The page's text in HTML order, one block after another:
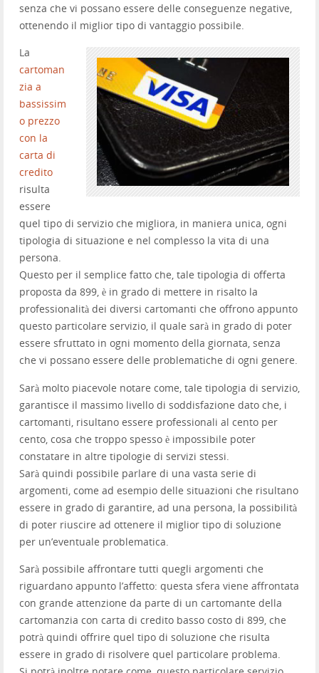
senza che vi possano essere delle conseguenze negative,
ottenendo il miglior tipo di vantaggio possibile.
La
cartoman
zia a
bassissim
o prezzo
con la
carta di
credito
risulta
essere
quel tipo di servizio che migliora, in maniera unica, ogni
tipologia di situazione e nel complesso la vita di una
persona.
Questo per il semplice fatto che, tale tipologia di offerta
proposta da 899, è in grado di mettere in risalto la
professionalità dei diversi cartomanti che offrono appunto
questo particolare servizio, il quale sarà in grado di poter
essere sfruttato in ogni momento della giornata, senza
che vi possano essere delle problematiche di ogni genere.
Sarà molto piacevole notare come, tale tipologia di servizio,
garantisce il massimo livello di soddisfazione dato che, i
cartomanti, risultano essere professionali al cento per
cento, cosa che troppo spesso è impossibile poter
constatare in altre tipologie di servizi stessi.
Sarà quindi possibile parlare di una vasta serie di
argomenti, come ad esempio delle situazioni che risultano
essere in grado di garantire, ad una persona, la possibilità
di poter riuscire ad ottenere il miglior tipo di soluzione
per un’eventuale problematica.
Sarà possibile affrontare tutti quegli argomenti che
riguardano appunto l’affetto: questa sfera viene affrontata
con grande attenzione da parte di un cartomante della
cartomanzia con carta di credito basso costo di 899, che
potrà quindi offrire quel tipo di soluzione che risulta
essere in grado di risolvere quel particolare problema.